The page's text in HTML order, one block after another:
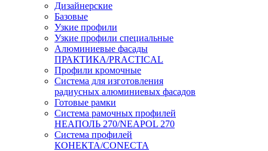
Дизайнерские
Базовые
Узкие профили
Узкие профили специальные
Алюминиевые фасады
ПРАКТИКА/PRACTICAL
Профили кромочные
Система для изготовления
радиусных алюминиевых фасадов
Готовые рамки
Система рамочных профилей
НЕАПОЛЬ 270/NEAPOL 270
Система профилей
КОНЕКТА/CONECTA